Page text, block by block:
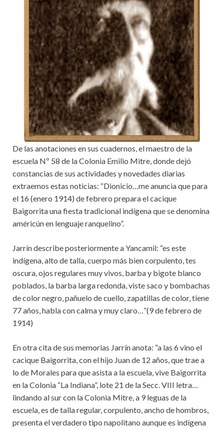
De las anotaciones en sus cuadernos, el maestro de la
escuela Nº 58 de la Colonia Emilio Mitre, donde dejó
constancias de sus actividades y novedades diarias
extraemos estas noticias: “Dionicio…me anuncia que para
el 16 (enero 1914) de febrero prepara el cacique
Baigorrita una fiesta tradicional indígena que se denomina
américún en lenguaje ranquelino”.
Jarrín describe posteriormente a Yancamil: “es este
indígena, alto de talla, cuerpo más bien corpulento, tes
oscura, ojos regulares muy vivos, barba y bigote blanco
poblados, la barba larga redonda, viste saco y bombachas
de color negro, pañuelo de cuello, zapatillas de color, tiene
77 años, habla con calma y muy claro…”(9 de febrero de
1914)
En otra cita de sus memorias Jarrín anota: “a las 6 vino el
cacique Baigorrita, con el hijo Juan de 12 años, que trae a
lo de Morales para que asista a la escuela, vive Baigorrita
en la Colonia “La Indiana”, lote 21 de la Secc. VIII letra…
lindando al sur con la Colonia Mitre, a 9 leguas de la
escuela, es de talla regular, corpulento, ancho de hombros,
presenta el verdadero tipo napolitano aunque es indígena